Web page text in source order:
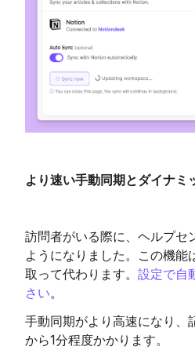
より速い手動同期とダイナミ
訪問者がいる際に、ヘルプセ
ようになりました。この機能
取って代わります。 設定で自
さい。
手動同期がより高速になり、
から1分程度かかります。